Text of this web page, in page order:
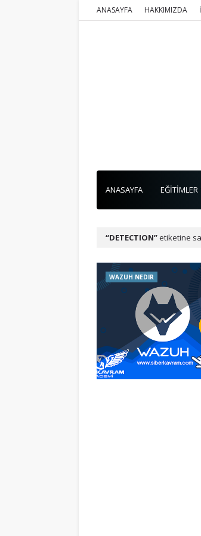
ANASAYFA HAKKIMIZDA
ANASAYFA EĞİTİMLER
DETECTION etiketine
WAZUH NEDIR